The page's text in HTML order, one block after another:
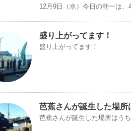
12月9日（水）今日の朝一は
盛り上がってます！
盛り上がってます！
芭蕉さんが誕生した場
芭蕉さんが誕生した場所はう